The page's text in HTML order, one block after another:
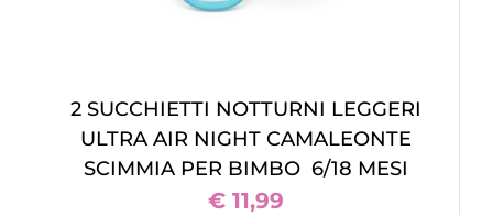
2 SUCCHIETTI NOTTURNI LEGGERI
ULTRA AIR NIGHT CAMALEONTE
SCIMMIA PER BIMBO 6/18 MESI
€ 11,99